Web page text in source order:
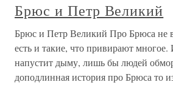
Брюс и Петр Великий
Брюс и Петр Великий Про Брюса не
есть и такие, что привирают
напустит дыму, лишь бы людей
доподлинная история про Брюса то